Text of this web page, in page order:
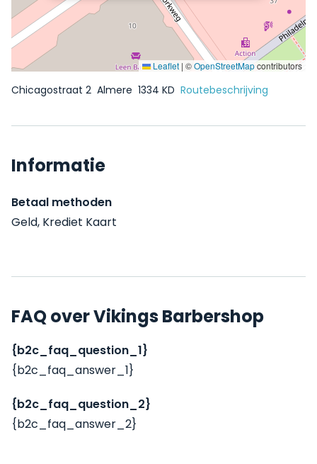
Leaflet | ©OpenStreetMapcontributors
Chicagostraat 2 Almere 1334 KD Routebeschrijving
Informatie
Betaal methoden
Geld, Krediet Kaart
FAQ over Vikings Barbershop
{b2c_faq_question_1}
{b2c_faq_answer_1}
{b2c_faq_question_2}
{b2c_faq_answer_2}